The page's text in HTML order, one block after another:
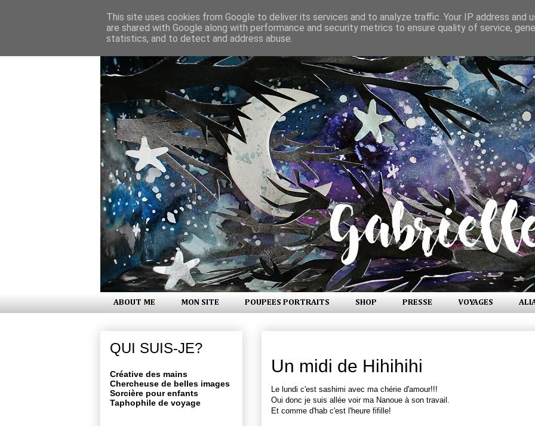
ABOUT ME MON SITE POUPEES PORTRAITS SHOP PRESSE VOYAGES
Un midi de Hihihihi
Le lundi c'est sashimi avec ma chérie d'amour!!!
Oui donc je suis allée voir ma Nanoue à son travail.
Et comme d'hab c'est l'heure fifille!
QUI SUIS-JE?
Créative des mains
Chercheuse de belles images
Sorcière pour enfants
Taphophile de voyage
This site uses cookies from Google to deliver its services and to analyze traffic. Your IP address and
are shared with Google along with performance and security metrics to ensure quality of service,
statistics, and to detect and address abuse.